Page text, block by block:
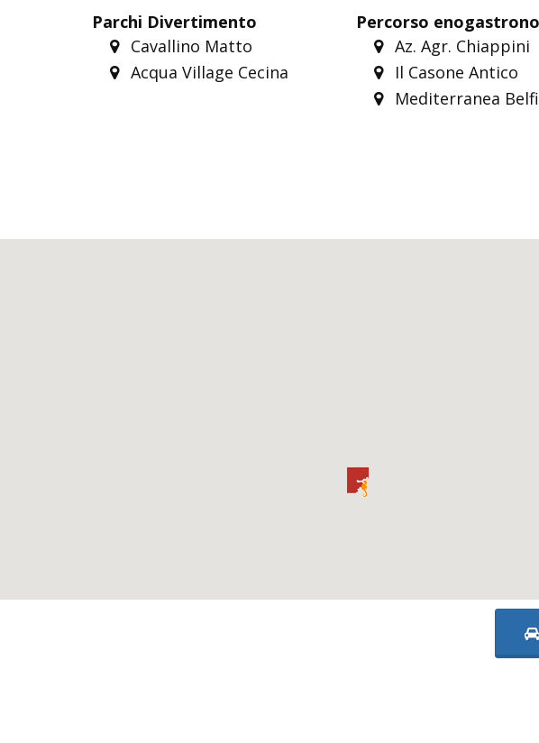
Parchi Divertimento
Cavallino Matto
Acqua Village Cecina
Percorso
Az. Agr. Chiappini
Il Casone Antico
Mediterranea